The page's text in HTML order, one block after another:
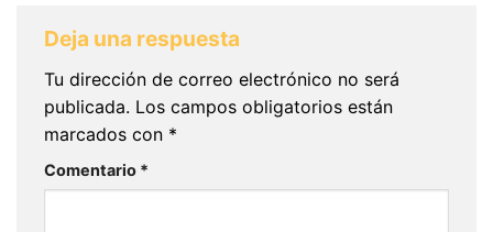
Deja una respuesta
Tu dirección de correo electrónico no será
publicada. Los campos obligatorios están
marcados con *
Comentario *